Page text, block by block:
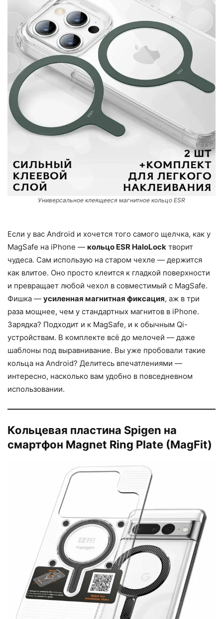
Универсальное клеящееся магнитное кольцо ESR
Если у вас Android и хочется того самого щелчка, как у
MagSafe на iPhone — кольцо ESR HaloLock творит
чудеса. Сам использую на старом чехле — держится
как влитое. Оно просто клеится к гладкой поверхности
и превращает любой чехол в совместимый с MagSafe.
Фишка — усиленная магнитная фиксация, аж в три
раза мощнее, чем у стандартных магнитов в iPhone.
Зарядка? Подходит и к MagSafe, и к обычным Qi-
устройствам. В комплекте всё до мелочей — даже
шаблоны под выравнивание. Вы уже пробовали такие
кольца на Android? Делитесь впечатлениями —
интересно, насколько вам удобно в повседневном
использовании.
Кольцевая пластина Spigen на
смартфон Magnet Ring Plate (MagFit)